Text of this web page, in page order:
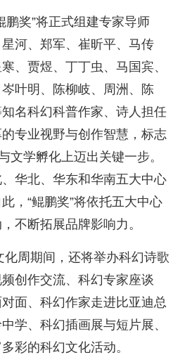
鹏奖”将正式组建专家导师
河、郑军、崔昕平、马传
、贾煜、丁丁虫、马国宾、
叶明、陈柳岐、周洲、陈
名科幻科普作家、诗人担任
专业视野与创作智慧，标志
文学孵化上迈出关键一步。
华北、华东和华南五大中心
，“鲲鹏奖”将依托五大中心
不断拓展品牌影响力。
周期间，还将举办科幻诗歌
创作交流、科幻专家座谈
面、科幻作家走进比亚迪总
学、科幻插画展与短片展、
彩的科幻文化活动。